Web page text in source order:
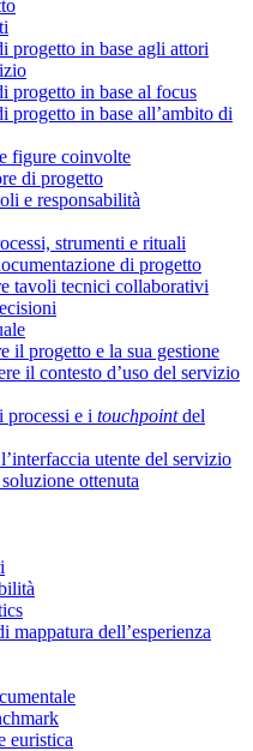
progetto in base agli attori
progetto in base al focus
progetto in base all’ambito di
figure coinvolte
di progetto
e responsabilità
strumenti e rituali
di progetto
tavoli tecnici collaborativi
il progetto e la sua gestione
il contesto d’uso del servizio
processi e i touchpointdel
utente del servizio
ottenuta
mappatura dell’esperienza
euristica